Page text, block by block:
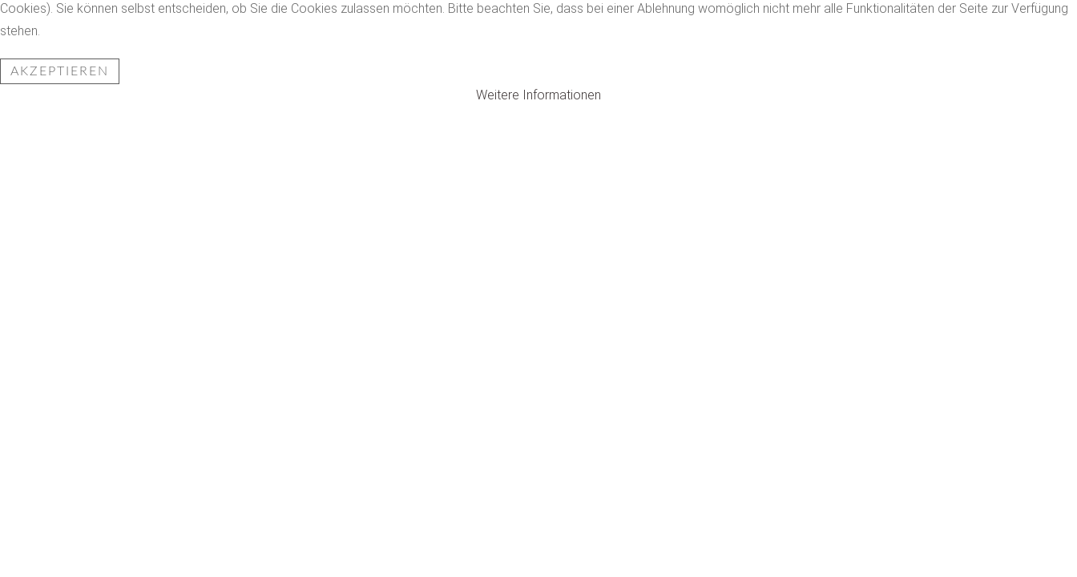
Cookies). Sie können selbst entscheiden, ob Sie die Cookies zulassen möchten. Bitte beachten Sie, dass bei einer Ablehnung womöglich nicht mehr alle Funktionalitäten der Seite zur Verfügung
stehen.
AKZEPTIEREN
Weitere Informationen